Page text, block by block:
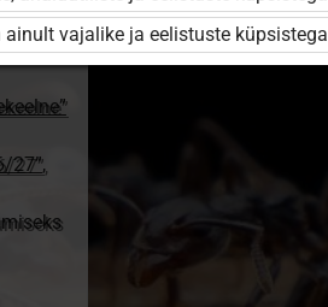
27”,
ainult vajalike ja eelistuste küpsistega